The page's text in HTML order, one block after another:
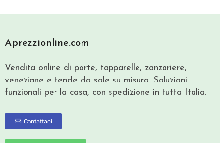
Aprezzionline.com
Vendita online di porte, tapparelle, zanzariere,
veneziane e tende da sole su misura. Soluzioni
funzionali per la casa, con spedizione in tutta Italia.
Contattaci